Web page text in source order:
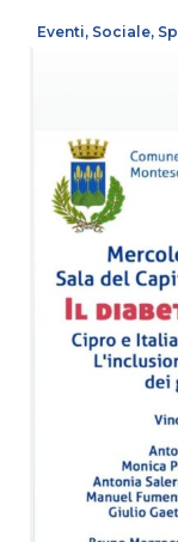
Eventi, Sociale,